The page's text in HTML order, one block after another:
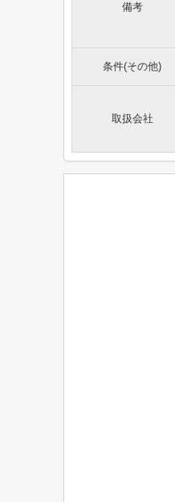
備考
条件(その他)
取扱会社